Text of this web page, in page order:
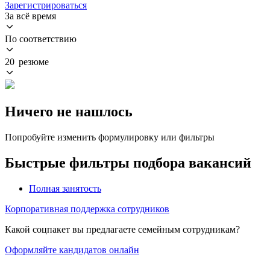
Зарегистрироваться
За всё время
По соответствию
20 резюме
Ничего не нашлось
Попробуйте изменить формулировку или фильтры
Быстрые фильтры подбора вакансий
Полная занятость
Корпоративная поддержка сотрудников
Какой соцпакет вы предлагаете семейным сотрудникам?
Оформляйте кандидатов онлайн